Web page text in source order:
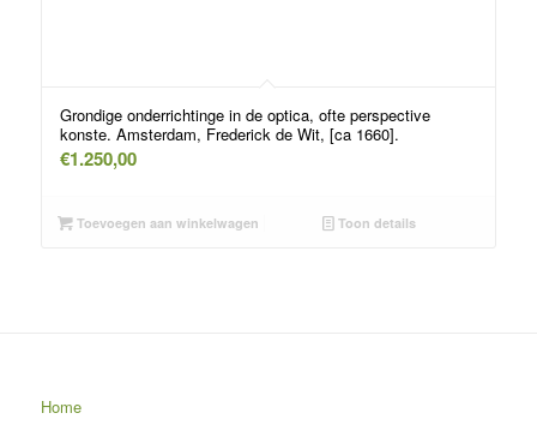
Grondige onderrichtinge in de optica, ofte perspective
konste. Amsterdam, Frederick de Wit, [ca 1660].
€1.250,00
Toevoegen aan winkelwagen Toon details
Home